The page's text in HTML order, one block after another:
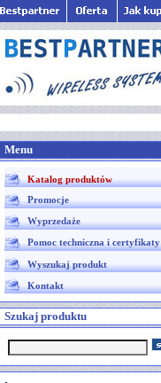
Menu
Katalog produktów
Promocje
Wyprzedaże
Pomoc techniczna i certyfikaty
Wyszukaj produkt
Kontakt
Szukaj produktu